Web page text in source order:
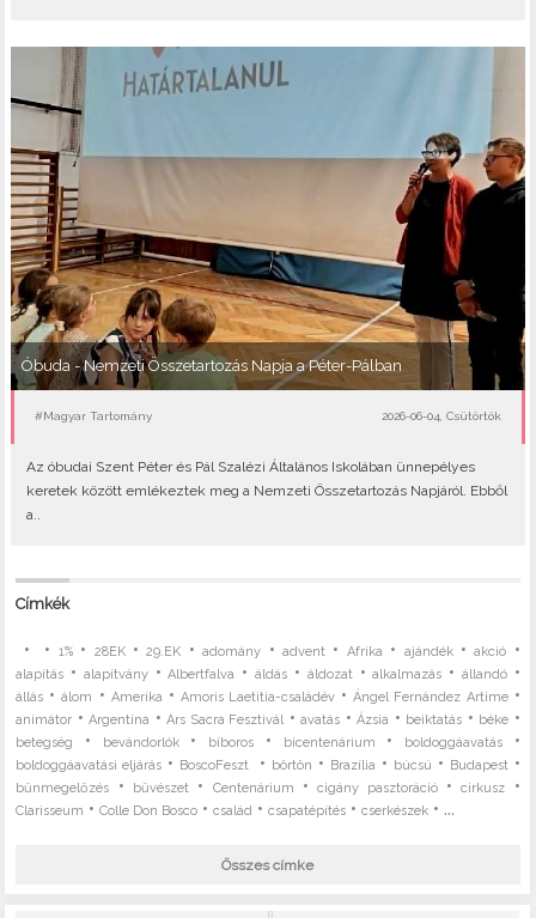
Óbuda - Nemzeti Összetartozás Napja a Péter-Pálban
#Magyar Tartomány 2026-06-04, Csütörtök
Az óbudai Szent Péter és Pál Szalézi Általános Iskolában ünnepélyes
keretek között emlékeztek meg a Nemzeti Összetartozás Napjáról. Ebből
a..
Címkék
• • 1%• 28EK•29.EK •adomány •advent • Afrika • ajándék•akció •
alapítás • alapítvány•Albertfalva •áldás • áldozat •alkalmazás • állandó•
állás •álom • Amerika • Amoris Laetitia-családév •Ángel Fernández Artime•
animátor •Argentína •Ars Sacra Fesztivál •avatás •Ázsia • beiktatás • béke •
betegség • bevándorlók• bíboros • bicentenárium • boldoggáavatás•
boldoggáavatási eljárás • BoscoFeszt • börtön • Brazília • búcsú • Budapest •
bűnmegelőzés • bűvészet • Centenárium •cigány pasztoráció•cirkusz •
Clarisseum •Colle Don Bosco •család •csapatépítés •cserkészek • ...
Összes címke